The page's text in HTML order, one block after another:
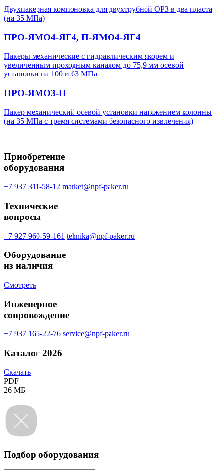
Двухпакерная компоновка для двухтрубной ОРЗ в два пласта
(на 35 МПа)
ПРО-ЯМО4-ЯГ4, П-ЯМО4-ЯГ4
Пакеры механические с гидравлическим якорем и
увеличенным проходным каналом до 75,9 мм осевой
установки на 100 и 63 МПа
ПРО-ЯМО3-Н
Пакер механический осевой установки натяжением колонны
(на 35 МПа с тремя системами безопасного извлечения)
Приобретение
оборудования
+7 937 311-58-12 market@npf-paker.ru
Технические
вопросы
+7 927 960‑59‑161 tehnika@npf-paker.ru
Оборудование
из наличия
Смотреть
Инженерное
сопровождение
+7 937 165-22-76 service@npf-paker.ru
Каталог 2026
Скачать
PDF
26 МБ
Подбор оборудования